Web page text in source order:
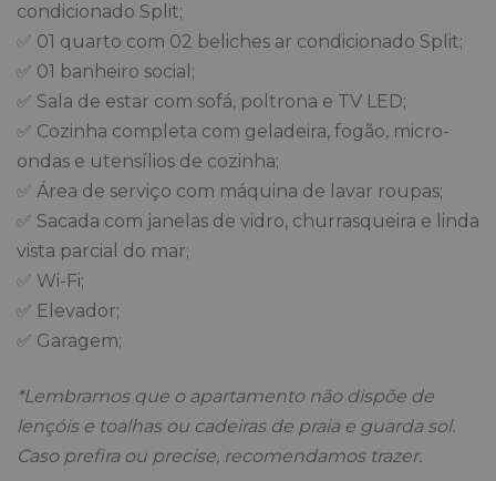
condicionado Split;
✅ 01 quarto com 02 beliches ar condicionado Split;
✅ 01 banheiro social;
✅ Sala de estar com sofá, poltrona e TV LED;
✅ Cozinha completa com geladeira, fogão, micro-
ondas e utensílios de cozinha;
✅ Área de serviço com máquina de lavar roupas;
✅ Sacada com janelas de vidro, churrasqueira e linda
vista parcial do mar;
✅ Wi-Fi;
✅ Elevador;
✅ Garagem;
*Lembramos que o apartamento não dispõe de
lençóis e toalhas ou cadeiras de praia e guarda sol.
Caso prefira ou precise, recomendamos trazer.